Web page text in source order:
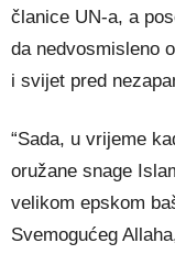
članice UN-a, a
da nedvosmisleno
i svijet pred
“Sada, u vrijeme
oružane snage
velikom epskom
Svemogućeg